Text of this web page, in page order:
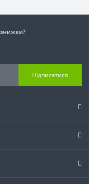
знижки?
Підписатися